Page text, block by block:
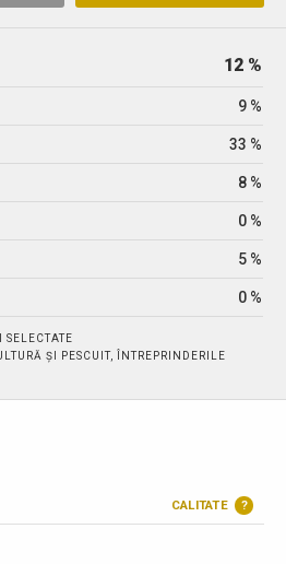
12 %
9 %
33 %
8 %
0 %
5 %
0 %
ȘI PESCUIT, ÎNTREPRINDERILE
CALITATE ?